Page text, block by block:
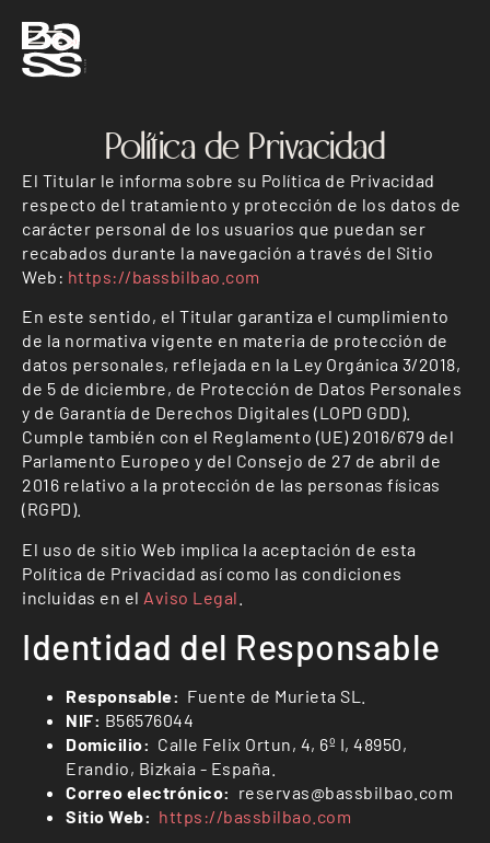
Política de Privacidad
El Titular le informa sobre su Política de Privacidad
respecto del tratamiento y protección de los datos de
carácter personal de los usuarios que puedan ser
recabados durante la navegación a través del Sitio
Web: https://bassbilbao.com
En este sentido, el Titular garantiza el cumplimiento
de la normativa vigente en materia de protección de
datos personales, reflejada en la Ley Orgánica 3/2018,
de 5 de diciembre, de Protección de Datos Personales
y de Garantía de Derechos Digitales (LOPD GDD).
Cumple también con el Reglamento (UE) 2016/679 del
Parlamento Europeo y del Consejo de 27 de abril de
2016 relativo a la protección de las personas físicas
(RGPD).
El uso de sitio Web implica la aceptación de esta
Política de Privacidad así como las condiciones
incluidas en el Aviso Legal
Identidad del Responsable
Responsable: Fuente de Murieta SL.
NIF: B56576044
Domicilio: Calle Felix Ortun, 4, 6º I, 48950,
Erandio, Bizkaia - España.
Correo electrónico: reservas@bassbilbao.com
Sitio Web: https://bassbilbao.com